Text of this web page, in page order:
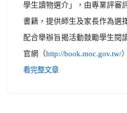
學生讀物選介」，由專業評審
書籍，提供師生及家長作為選
配合舉辦旨揭活動鼓勵學生閱
官網（http://book.moc.gov.tw/
看完整文章